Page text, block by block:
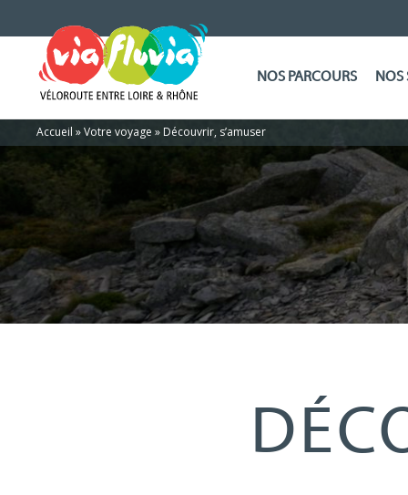
NOS PARCOURS NOS
Accueil »Votre voyage » Découvrir, s’amuser